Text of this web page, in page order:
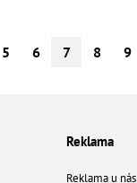
5 6 7 8 9
Reklama
Reklama u nás